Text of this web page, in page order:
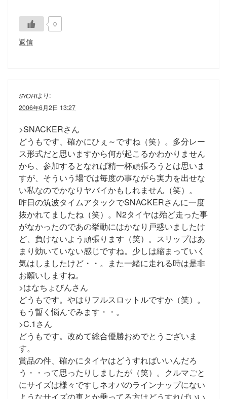
0
返信
SYORIより:
2006年6月2日 13:27
>SNACKERさん
どうもです、確かにひぇ～ですね（笑）。多分レー
ス形式だと思いますから何が起こるかわかりません
から、参加するとなれば精一杯頑張ろうとは思いま
すが、そういう場では毎度の事ながら実力を出せな
い私なのでかなりヤバイかもしれません（笑）。
昨日の筑波タイムアタックでSNACKERさんに一度
抜かれてましたね（笑）。N2タイヤは殆ど走った事
がなかったのであの挙動にはかなり戸惑いましたけ
ど、負けないよう頑張ります（笑）。スリップはあ
まり効いていない感じですね。少しは縮まっていく
気はしましたけど・・。また一緒に走れる時は是非
お願いしますね。
>はなちょびんさん
どうもです。やはりフルスロットルですか（笑）。
もう暫く悩んでみます・・。
>C.1さん
どうもです。改めて総合優勝おめでとうございま
す。
賞品の件、確かにタイヤはどうすればいいんだろ
う・・って思ったりしましたが（笑）。クルマごと
にサイズは様々ですしネオバのラインナップにない
ようなサイズの車とか乗ってる方はどうすればいい